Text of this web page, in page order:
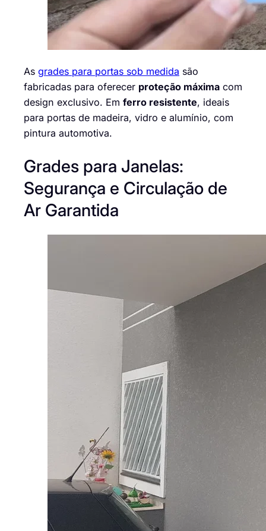
As grades para portas sob medida são
fabricadas para oferecer proteção máxima com
design exclusivo. Em ferro resistente, ideais
para portas de madeira, vidro e alumínio, com
pintura automotiva.
Grades para Janelas:
Segurança e Circulação de
Ar Garantida